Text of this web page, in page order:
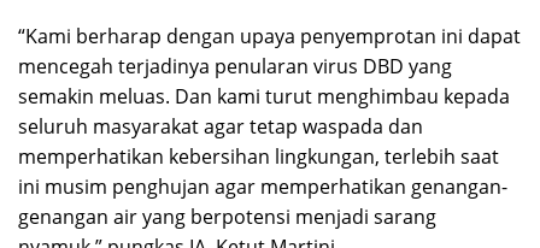
“Kami berharap dengan upaya penyemprotan ini dapat
mencegah terjadinya penularan virus DBD yang
semakin meluas. Dan kami turut menghimbau kepada
seluruh masyarakat agar tetap waspada dan
memperhatikan kebersihan lingkungan, terlebih saat
ini musim penghujan agar memperhatikan genangan-
genangan air yang berpotensi menjadi sarang